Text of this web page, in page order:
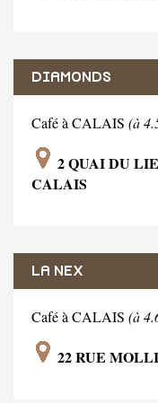
DIAMONDS
Café à CALAIS (à
2 QUAI DU
CALAIS
LA NEX
Café à CALAIS (à
22 RUE